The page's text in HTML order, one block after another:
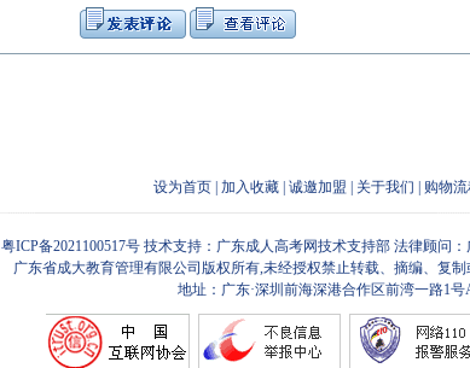
设为首页 加入收藏 诚邀加盟 关于我们 购物流
粤ICP备2021100517号 技术支持：广东成人高考网技术支持部 法律顾问
广东省成大教育管理有限公司版权所有,未经授权禁止转载、摘编、复
地址：广东·深圳前海深港合作区前湾一路1号